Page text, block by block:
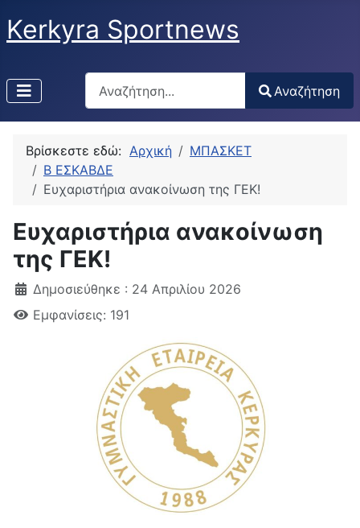
Kerkyra Sportnews
Αναζήτηση
Type 2 or more characters for results.
Αναζήτηση
Βρίσκεστε εδώ: Αρχική
ΜΠΑΣΚΕΤ
Β ΕΣΚΑΒΔΕ
Ευχαριστήρια ανακοίνωση της ΓΕΚ!
Ευχαριστήρια ανακοίνωση
της ΓΕΚ!
Δημοσιεύθηκε : 24 Απριλίου 2026
Εμφανίσεις: 191